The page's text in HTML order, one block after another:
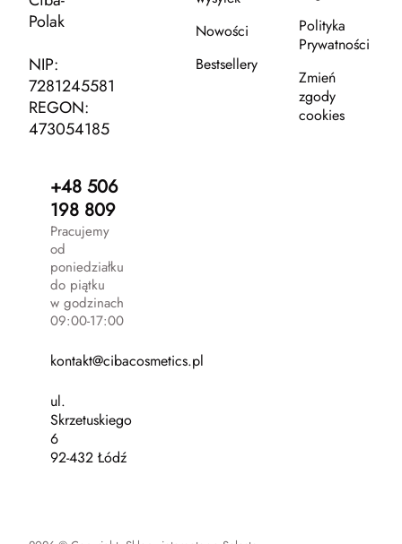
Polak
NIP:
7281245581
REGON:
473054185
+48 506
198 809
Pracujemy
od
poniedziałku
do piątku
w godzinach
09:00-17:00
kontakt@cibacosmetics.pl
ul.
Skrzetuskiego
6
92-432 Łódź
Nowości
Bestsellery
Polityka
Prywatności
Zmień
zgody
cookies